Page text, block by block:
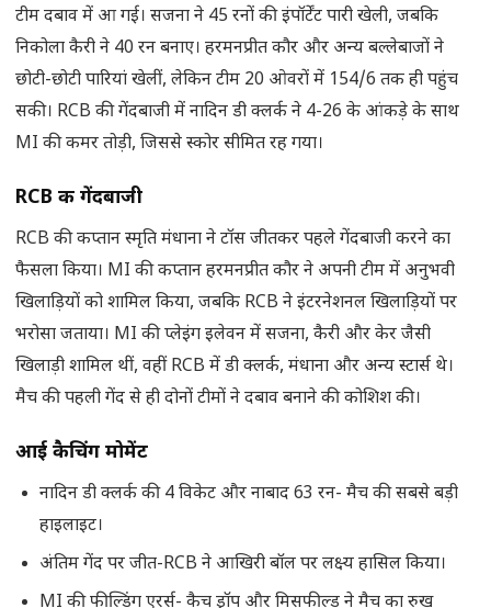
टीम दबाव में आ गई। सजना ने 45 रनों की इंपॉर्टेंट पारी खेली, जबकि
निकोला कैरी ने 40 रन बनाए। हरमनप्रीत कौर और अन्य बल्लेबाजों ने
छोटी-छोटी पारियां खेलीं, लेकिन टीम 20 ओवरों में 154/6 तक ही पहुंच
सकी। RCB की गेंदबाजी में नादिन डी क्लर्क ने 4-26 के आंकड़े के साथ
MI की कमर तोड़ी, जिससे स्कोर सीमित रह गया।
RCB की गेंदबाजी
RCB की कप्तान स्मृति मंधाना ने टॉस जीतकर पहले गेंदबाजी करने का
फैसला किया। MI की कप्तान हरमनप्रीत कौर ने अपनी टीम में अनुभवी
खिलाड़ियों को शामिल किया, जबकि RCB ने इंटरनेशनल खिलाड़ियों पर
भरोसा जताया। MI की प्लेइंग इलेवन में सजना, कैरी और केर जैसी
खिलाड़ी शामिल थीं, वहीं RCB में डी क्लर्क, मंधाना और अन्य स्टार्स थे।
मैच की पहली गेंद से ही दोनों टीमों ने दबाव बनाने की कोशिश की।
आई कैचिंग मोमेंट
नादिन डी क्लर्क की 4 विकेट और नाबाद 63 रन- मैच की सबसे बड़ी
हाइलाइट।
अंतिम गेंद पर जीत-RCB ने आखिरी बॉल पर लक्ष्य हासिल किया।
MI की फील्डिंग एरर्स- कैच ड्रॉप और मिसफील्ड ने मैच का रुख